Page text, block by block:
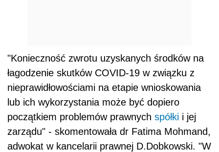
"Konieczność zwrotu uzyskanych środków na
łagodzenie skutków COVID-19 w związku z
nieprawidłowościami na etapie wnioskowania
lub ich wykorzystania może być dopiero
początkiem problemów prawnych spółki i jej
zarządu" - skomentowała dr Fatima Mohmand,
adwokat w kancelarii prawnej D.Dobkowski. "W